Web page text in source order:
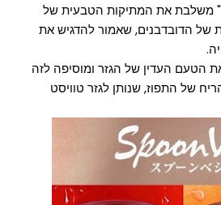
משלבת את המתיקות הטבעית של
של הדובדבנים, שאמור להדגיש את
הטעם העדין של הגזר ומוסיפה לזה
של התפוז, שנותן לגזר טוויסט